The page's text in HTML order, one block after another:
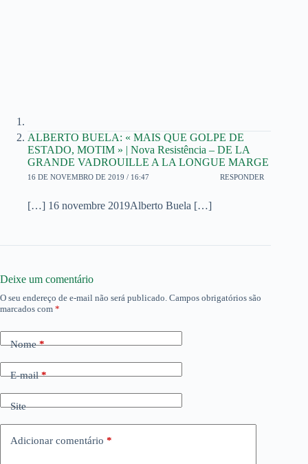
ALBERTO BUELA: « MAIS QUE GOLPE DE
ESTADO, MOTIM » | Nova Resistência – DE LA
GRANDE VADROUILLE A LA LONGUE MARGE
16 DE NOVEMBRO DE 2019 / 16:47 RESPONDER
[…] 16 novembre 2019Alberto Buela […]
Deixe um comentário
O seu endereço de e-mail não será publicado. Campos obrigatórios são
marcados com *
Nome*
E-mail*
Site
Adicionar comentário *